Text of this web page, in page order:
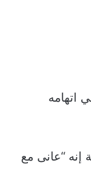
اتهامه
في مقابلة صحفية إنه “عانى مع